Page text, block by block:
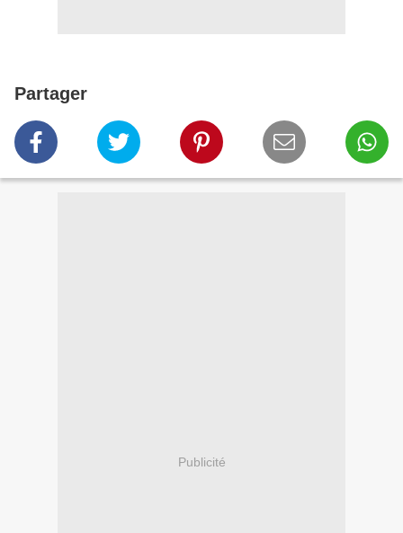
Partager
Publicité